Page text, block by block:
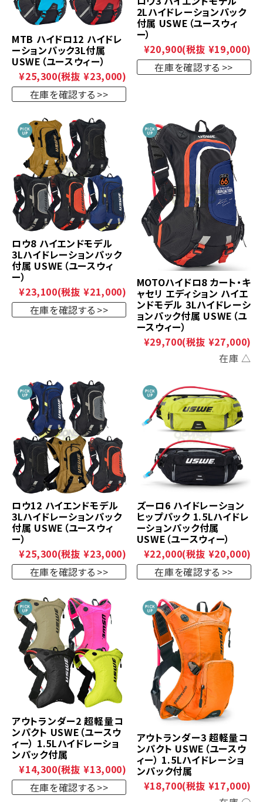
MTB ハイドロ12 ハイドレ
ーションパック3L付属
USWE（ユースウィー）
¥25,300(税抜 ¥23,000)
在庫を確認する
2Lハイドレーションパック
付属 USWE（ユースウィ
ー）
¥20,900(税抜 ¥19,000)
在庫を確認する
ロウ8 ハイエンドモデル
3Lハイドレーションパック
付属 USWE（ユースウィ
ー）
¥23,100(税抜 ¥21,000)
在庫を確認する
MOTOハイドロ8 カート・キ
ャセリ エディション ハイエ
ンドモデル 3Lハイドレーシ
ョンパック付属 USWE（ユ
ースウィー）
¥29,700(税抜 ¥27,000)
在庫 △
ロウ12 ハイエンドモデル
3Lハイドレーションパック
付属 USWE（ユースウィ
ー）
¥25,300(税抜 ¥23,000)
在庫を確認する
ズーロ6 ハイドレーション
ヒップパック 1.5Lハイドレ
ーションパック付属
USWE（ユースウィー）
¥22,000(税抜 ¥20,000)
在庫を確認する
アウトランダー2 超軽量コ
ンパクト USWE（ユースウ
ィー） 1.5Lハイドレーショ
ンパック付属
¥14,300(税抜 ¥13,000)
在庫を確認する
アウトランダー3 超軽量コ
ンパクト USWE（ユースウ
ィー） 1.5Lハイドレーショ
ンパック付属
¥18,700(税抜 ¥17,000)